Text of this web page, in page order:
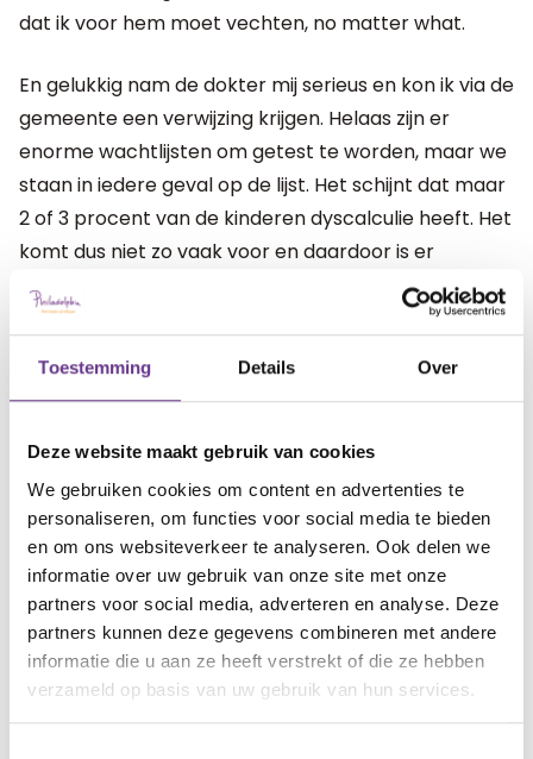
Toestemming Details Over
Deze website maakt gebruik van cookies
We gebruiken cookies om content en advertenties te
personaliseren, om functies voor social media te bieden
en om ons websiteverkeer te analyseren. Ook delen we
informatie over uw gebruik van onze site met onze
partners voor social media, adverteren en analyse. Deze
partners kunnen deze gegevens combineren met andere
informatie die u aan ze heeft verstrekt of die ze hebben
verzameld op basis van uw gebruik van hun services.
dat ik voor hem moet vechten, no matter what.
En gelukkig nam de dokter mij serieus en kon ik via de
gemeente een verwijzing krijgen. Helaas zijn er
enorme wachtlijsten om getest te worden, maar we
staan in iedere geval op de lijst. Het schijnt dat maar
2 of 3 procent van de kinderen dyscalculie heeft. Het
komt dus niet zo vaak voor en daardoor is er
waarschijnlijk ook niet zoveel over bekend.
daarna ook begeleiding bieden. We wachten rustig
gevonden om verder te onderzoeken.
Wat vind je van ditartikel?
Reacties